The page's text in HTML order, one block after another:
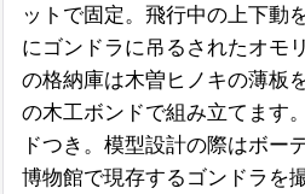
ットで固定。飛行中の上下動
にゴンドラに吊るされたオモ
の格納庫は木曽ヒノキの薄板
の木工ボンドで組み立てます
ドつき。模型設計の際はボー
博物館で現存するゴンドラを